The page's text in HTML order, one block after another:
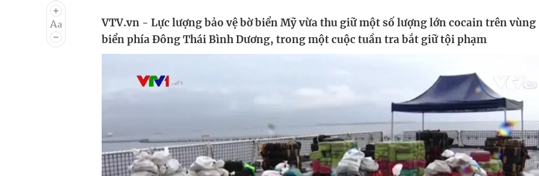
Điện ảnh
Âm nhạc
Làm đẹp
Chất lượng cuộc sống
Học trực tuyến
Sản phẩm
Tư vấn
VTV.vn - Lực lượng bảo vệ bờ biển Mỹ vừa thu giữ một số lượng lớn cocain trên vùng
biển phía Đông Thái Bình Dương, trong một cuộc tuần tra bắt giữ tội phạm